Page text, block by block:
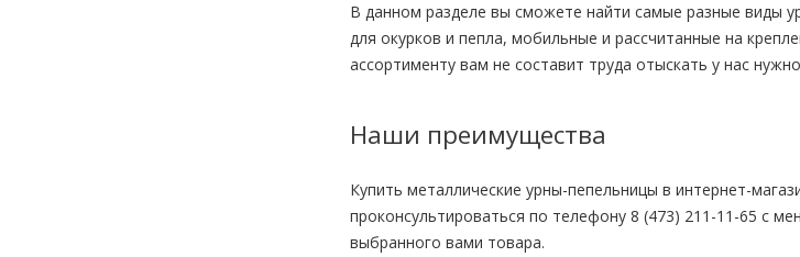
В данном разделе вы сможете найти самые разные виды
для окурков и пепла, мобильные и рассчитанные на
ассортименту вам не составит труда отыскать у нас
Наши преимущества
Купить металлические урны-пепельницы в интернет-
проконсультироваться по телефону 8 (473) 211-11-65 с
выбранного вами товара.